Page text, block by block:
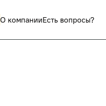
О компанииЕсть вопросы?